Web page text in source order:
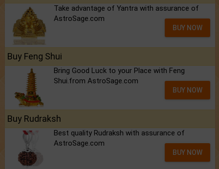
Take advantage of Yantra with assurance of
AstroSage.com
BUY NOW
Buy Feng Shui
Bring Good Luck to your Place with Feng
Shui.from AstroSage.com
BUY NOW
Buy Rudraksh
Best quality Rudraksh with assurance of
AstroSage.com
BUY NOW